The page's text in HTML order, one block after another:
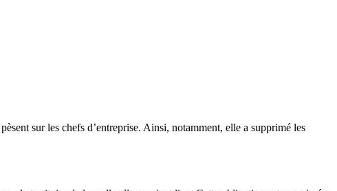
sur les chefs d’entreprise. Ainsi, notamment, elle a supprimé les